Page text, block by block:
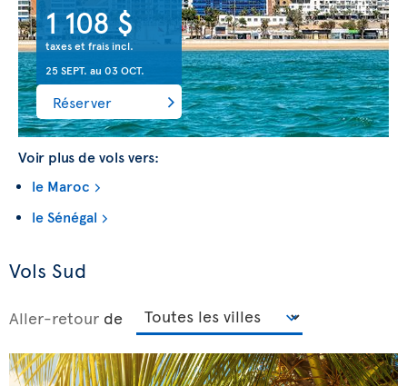
1 108 $
taxes et frais incl.
25 SEPT. au 03 OCT.
Réserver
Voir plus de vols vers:
le Maroc
le Sénégal
Vols Sud
Aller-retour de